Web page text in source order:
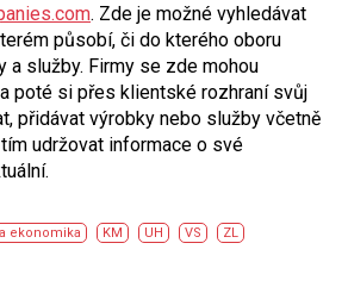
. Zde je možné vyhledávat
působí, či do kterého oboru
a služby. Firmy se zde mohou
poté si přes klientské rozhraní svůj
přidávat výrobky nebo služby včetně
udržovat informace o své
ekonomika KM UH VS ZL